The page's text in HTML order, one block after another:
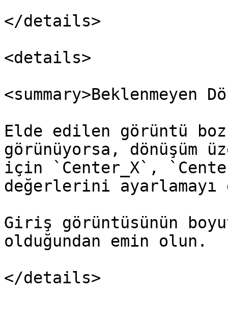
</details>
<details>
<summary>Beklenmeyen
Elde edilen görüntü
görünüyorsa, dönüşüm
için `Center_X`,
değerlerini ayarlamayı
Giriş görüntüsünün
olduğundan emin olun.